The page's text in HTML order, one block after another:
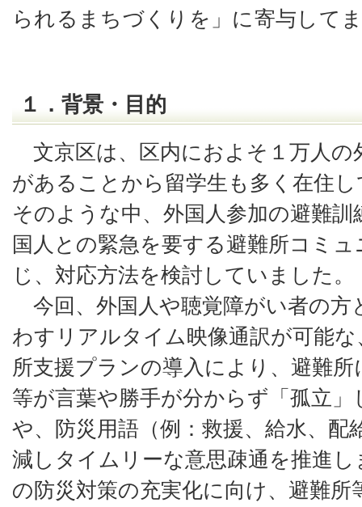
られるまちづくりを」に寄与して
１．背景・目的
文京区は、区内におよそ１万人の
があることから留学生も多く在住
そのような中、外国人参加の避難
国人との緊急を要する避難所コミ
じ、対応方法を検討していました。
今回、外国人や聴覚障がい者の方
わすリアルタイム映像通訳が可能
所支援プランの導入により、避難
等が言葉や勝手が分からず「孤立
や、防災用語（例：救援、給水、配
減しタイムリーな意思疎通を推進
の防災対策の充実化に向け、避難所